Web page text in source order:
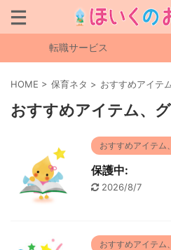
転職サービス
HOME > 保育ネタ > おすすめアイテ
おすすめアイテム、
おすすめアイテム
保護中:
2026/8/7
おすすめアイテム